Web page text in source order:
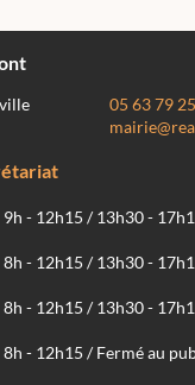
05 63 79
9h - 12h15 / 13h30 -
8h - 12h15 / 13h30 -
8h - 12h15 / 13h30 -
8h - 12h15 / Fermé au